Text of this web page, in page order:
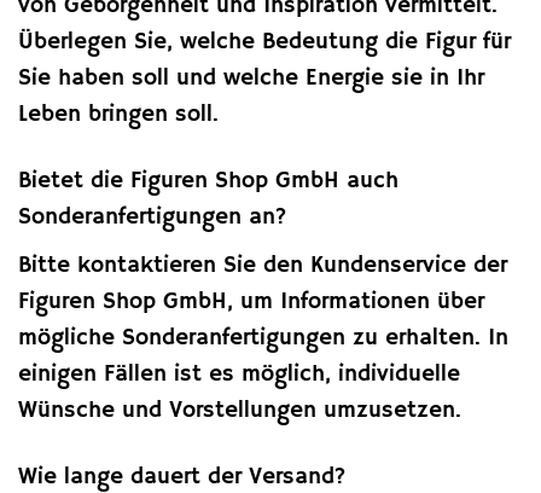
von Geborgenheit und Inspiration vermittelt.
Überlegen Sie, welche Bedeutung die Figur für
Sie haben soll und welche Energie sie in Ihr
Leben bringen soll.
Bietet die Figuren Shop GmbH auch
Sonderanfertigungen an?
Bitte kontaktieren Sie den Kundenservice der
Figuren Shop GmbH, um Informationen über
mögliche Sonderanfertigungen zu erhalten. In
einigen Fällen ist es möglich, individuelle
Wünsche und Vorstellungen umzusetzen.
Wie lange dauert der Versand?